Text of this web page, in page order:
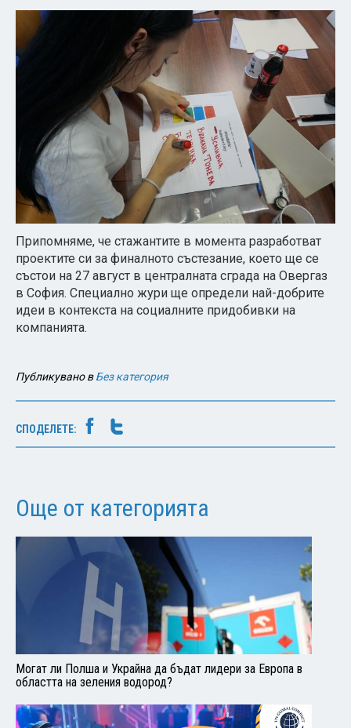
Припомняме, че стажантите в момента разработват
проектите си за финалното състезание, което ще се
състои на 27 август в централната сграда на Овергаз
в София. Специално жури ще определи най-добрите
идеи в контекста на социалните придобивки на
компанията.
Публикувано вБез категория
СПОДЕЛЕТЕ:
Още от категорията
Могат ли Полша и Украйна да бъдат лидери за Европа в
областта на зеления водород?